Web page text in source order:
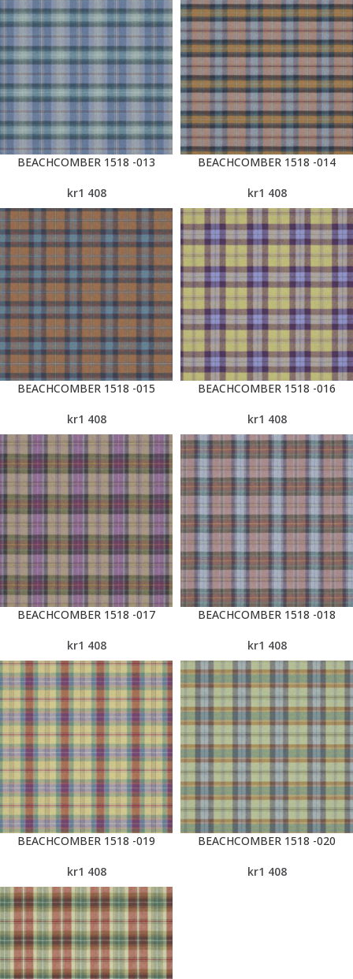
BEACHCOMBER 1518 -013
kr1 408
BEACHCOMBER 1518 -014
kr1 408
BEACHCOMBER 1518 -015
kr1 408
BEACHCOMBER 1518 -016
kr1 408
BEACHCOMBER 1518 -017
kr1 408
BEACHCOMBER 1518 -018
kr1 408
BEACHCOMBER 1518 -019
kr1 408
BEACHCOMBER 1518 -020
kr1 408